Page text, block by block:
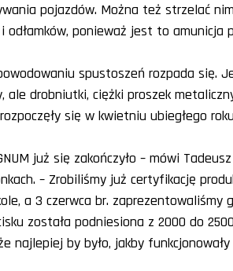
pojazdów. Można też strzelać
odłamków, ponieważ jest to amunicja
spustoszeń rozpada się.
drobniutki, ciężki proszek
się w kwietniu ubiegłego
już się zakończyło – mówi
– Zrobiliśmy już certyfikację
a 3 czerwca br. zaprezentowaliśmy
została podniesiona z 2000 do
najlepiej by było, jakby funkcjonowały